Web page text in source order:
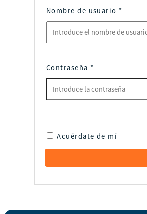
Nombre de usuario *
Contraseña *
Acuérdate de mí